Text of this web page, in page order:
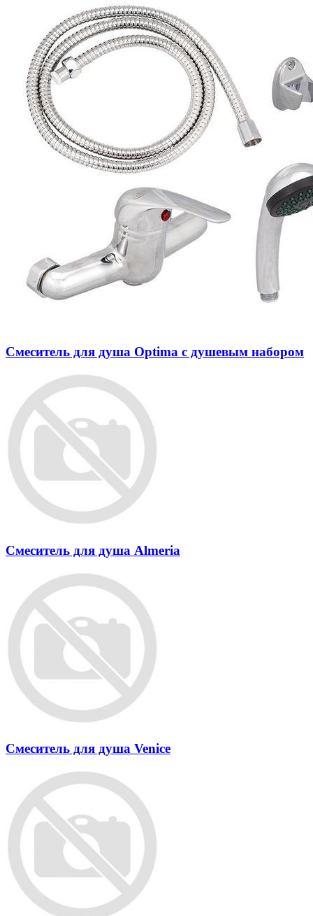
Смеситель для душа Optima c душевым набором
Смеситель для душа Almeria
Смеситель для душа Venice